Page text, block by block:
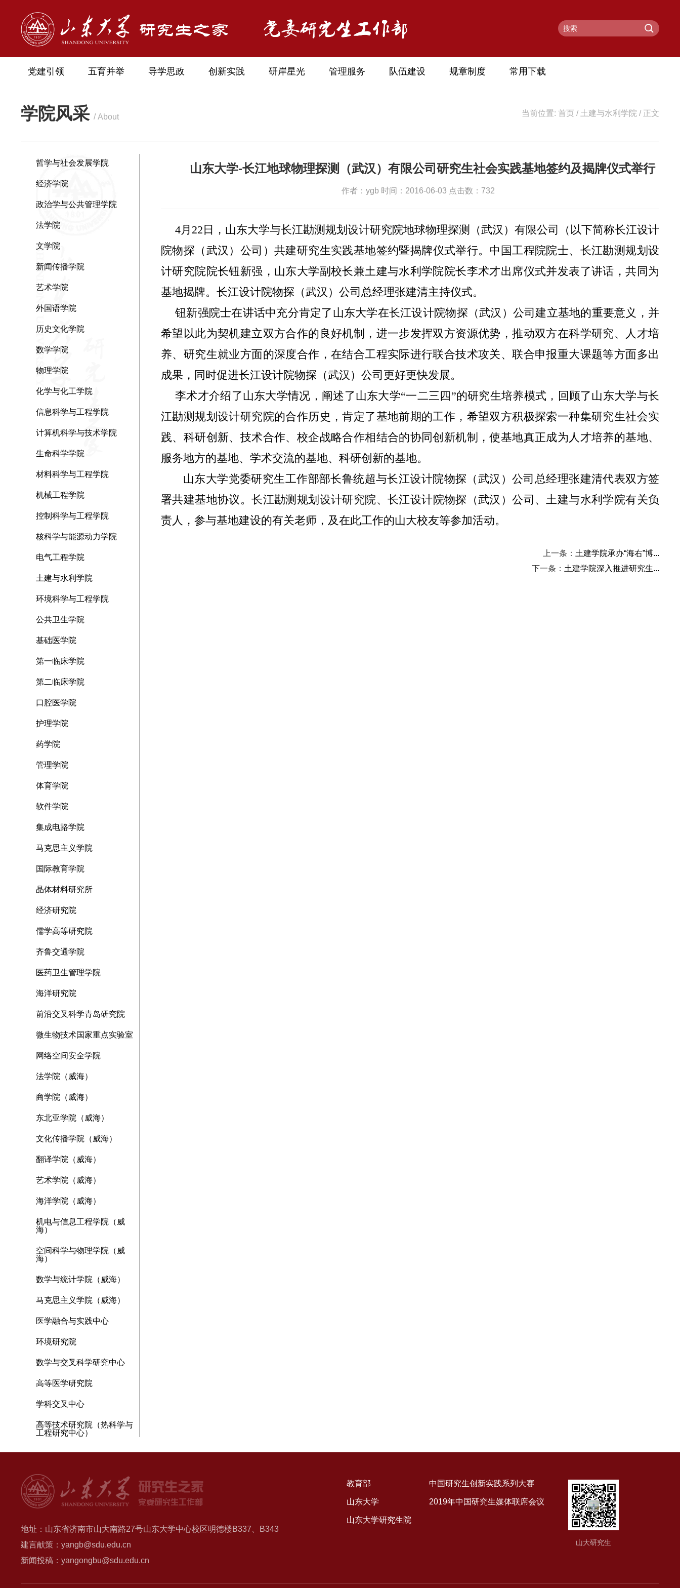
党建引领 五育并举 导学思政 创新实践 研岸星光 管理服务 队伍建设 规章制度 常用下载
学院风采 / About 当前位置: 首页 / 土建与水利学院 / 正文
哲学与社会发展学院
经济学院
政治学与公共管理学院
法学院
文学院
新闻传播学院
艺术学院
外国语学院
历史文化学院
数学学院
物理学院
化学与化工学院
信息科学与工程学院
计算机科学与技术学院
生命科学学院
材料科学与工程学院
机械工程学院
控制科学与工程学院
核科学与能源动力学院
电气工程学院
土建与水利学院
环境科学与工程学院
公共卫生学院
基础医学院
第一临床学院
第二临床学院
口腔医学院
护理学院
药学院
管理学院
体育学院
软件学院
集成电路学院
马克思主义学院
国际教育学院
晶体材料研究所
经济研究院
儒学高等研究院
齐鲁交通学院
医药卫生管理学院
海洋研究院
前沿交叉科学青岛研究院
微生物技术国家重点实验室
网络空间安全学院
法学院（威海）
商学院（威海）
东北亚学院（威海）
文化传播学院（威海）
翻译学院（威海）
艺术学院（威海）
海洋学院（威海）
机电与信息工程学院（威
海）
空间科学与物理学院（威
海）
数学与统计学院（威海）
马克思主义学院（威海）
医学融合与实践中心
环境研究院
数学与交叉科学研究中心
高等医学研究院
学科交叉中心
高等技术研究院（热科学与
工程研究中心）
山东大学-长江地球物理探测（武汉）有限公司研究生社会实践基地签约及揭牌仪式举行
作者：ygb 时间：2016-06-03 点击数： 732
4月22日，山东大学与长江勘测规划设计研究院地球物理探测（武汉）有限公司（以下简称长江设计
院物探（武汉） 公司 ）共建研究生实践基地签约暨揭牌仪式举行。中国工程院院士、 长江勘测规划设
计研究院院长钮新强，山东大学副校长兼土建与水利学院院长李术才出席仪式并发表了讲话，共同为
基地揭牌。长江设计院物探（武汉） 公司总经理张建清主持仪式。
钮新强院士在讲话中充分肯定了山东大学在长江设计院物探（武汉） 公司建立基地的重要意义，并
希望以此为契机建立双方合作的良好机制，进一步发挥双方资源优势，推动双方在科学研究、人才培
养、研究生就业方面的深度合作，在结合工程实际进行联合技术攻关、联合申报重大课题等方面多出
成果，同时促进长江设计院物探（武汉） 公司 更好更快发展。
李术才介绍了山东大学情况，阐述了山东大学“一二三四”的研究生培养模式，回顾了山东大学与长
江勘测规划设计研究院的合作历史，肯定了基地前期的工作，希望双方积极探索一种集研究生社会实
践、科研创新、技术合作、校企战略合作相结合的协同创新机制，使基地真正成为人才培养的基地、
服务地方的基地、学术交流的基地、科研创新的基地。
山东大学党委研究生工作部部长鲁统超与长江设计院物探（武汉）公司总经理张建清代表双方签
署共建基地协议。长江勘测规划设计研究院、长江设计院物探（武汉）公司、土建与水利学院有关负
责人，参与基地建设的有关老师， 及在此工作的山大校友等参加活动。
上一条： 土建学院承办“海右”博...
下一条： 土建学院深入推进研究生...
地址：山东省济南市山大南路27号山东大学中心校区明德楼B337、B343
建言献策：yangb@sdu.edu.cn
新闻投稿：yangongbu@sdu.edu.cn
教育部
山东大学
山东大学研究生院
中国研究生创新实践系列大赛
2019年中国研究生媒体联席会议
山大研究生